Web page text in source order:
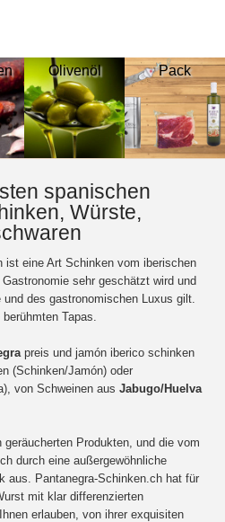
Olivenöl Pack
spanischen
Würste,
ist eine Art Schinken vom iberischen
sehr geschätzt wird und
des gastronomischen Luxus gilt.
Tapas.
preis und jamón iberico schinken
(Schinken/Jamón) oder
von Schweinen aus Jabugo/Huelva
geräucherten Produkten, und die vom
durch eine außergewöhnliche
aus. Pantanegra-Schinken.ch hat für
mit klar differenzierten
erlauben, von ihrer exquisiten